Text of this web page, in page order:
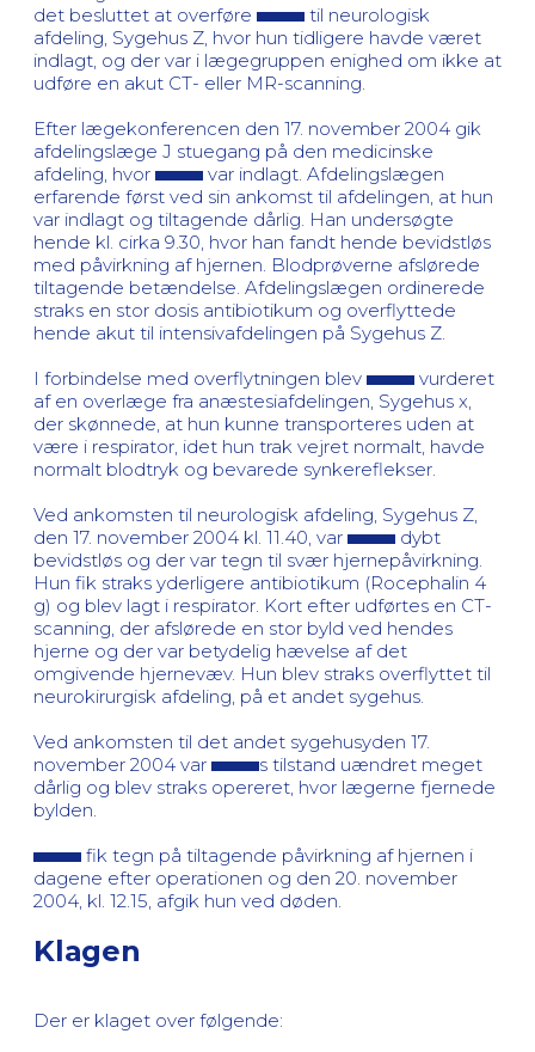
det besluttet at overføre
til neurologisk
afdeling, Sygehus Z, hvor hun tidligere havde været
indlagt, og der var i lægegruppen enighed om ikke at
udføre en akut CT- eller MR-scanning.
Efter lægekonferencen den 17. november 2004 gik
afdelingslæge J stuegang på den medicinske
afdeling, hvor
var indlagt. Afdelingslægen
erfarende først ved sin ankomst til afdelingen, at hun
var indlagt og tiltagende dårlig. Han undersøgte
hende kl. cirka 9.30, hvor han fandt hende bevidstløs
med påvirkning af hjernen. Blodprøverne afslørede
tiltagende betændelse. Afdelingslægen ordinerede
straks en stor dosis antibiotikum og overflyttede
hende akut til intensivafdelingen på Sygehus Z.
I forbindelse med overflytningen blev
vurderet
af en overlæge fra anæstesiafdelingen, Sygehus x,
der skønnede, at hun kunne transporteres uden at
være i respirator, idet hun trak vejret normalt, havde
normalt blodtryk og bevarede synkereflekser.
Ved ankomsten til neurologisk afdeling, Sygehus Z,
den 17. november 2004 kl. 11.40, var
dybt
bevidstløs og der var tegn til svær hjernepåvirkning.
Hun fik straks yderligere antibiotikum (Rocephalin 4
g) og blev lagt i respirator. Kort efter udførtes en CT-
scanning, der afslørede en stor byld ved hendes
hjerne og der var betydelig hævelse af det
omgivende hjernevæv. Hun blev straks overflyttet til
neurokirurgisk afdeling, på et andet sygehus.
Ved ankomsten til det andet sygehusyden 17.
november 2004 var
s tilstand uændret meget
dårlig og blev straks opereret, hvor lægerne fjernede
bylden.
fik tegn på tiltagende påvirkning af hjernen i
dagene efter operationen og den 20. november
2004, kl. 12.15, afgik hun ved døden.
Klagen
Der er klaget over følgende: